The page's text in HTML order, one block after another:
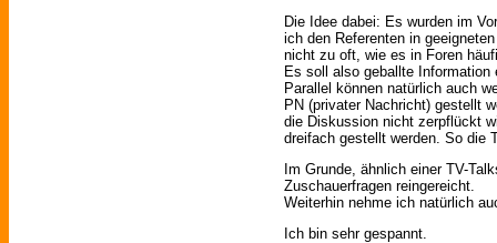
Die Idee dabei: Es wurden im
ich den Referenten in
nicht zu oft, wie es in Foren
Es soll also geballte Information
Parallel können natürlich auch
PN (privater Nachricht) gestellt
die Diskussion nicht zerpflückt
dreifach gestellt werden. So die
Im Grunde, ähnlich einer TV-
Zuschauerfragen reingereicht.
Weiterhin nehme ich natürlich
Ich bin sehr gespannt.